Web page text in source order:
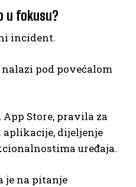
u fokusu?
incident.
pod povećalom
Store, pravila za
aplikacije, dijeljenje
uređaja.
je na pitanje